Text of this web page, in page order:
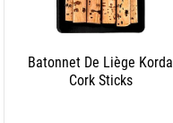
Batonnet De Liège Korda
Cork Sticks